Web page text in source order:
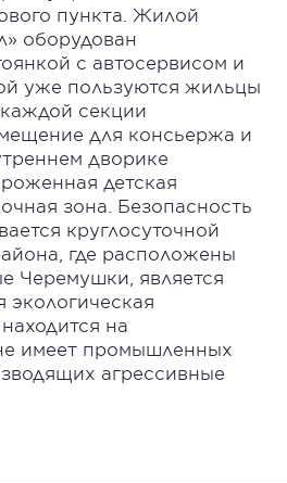
пункта. Жилой
оборудован
с автосервисом и
уже пользуются жильцы
секции
для консьержа и
дворике
детская
зона. Безопасность
круглосуточной
где расположены
Черемушки, является
экологическая
на
имеет промышленных
агрессивные